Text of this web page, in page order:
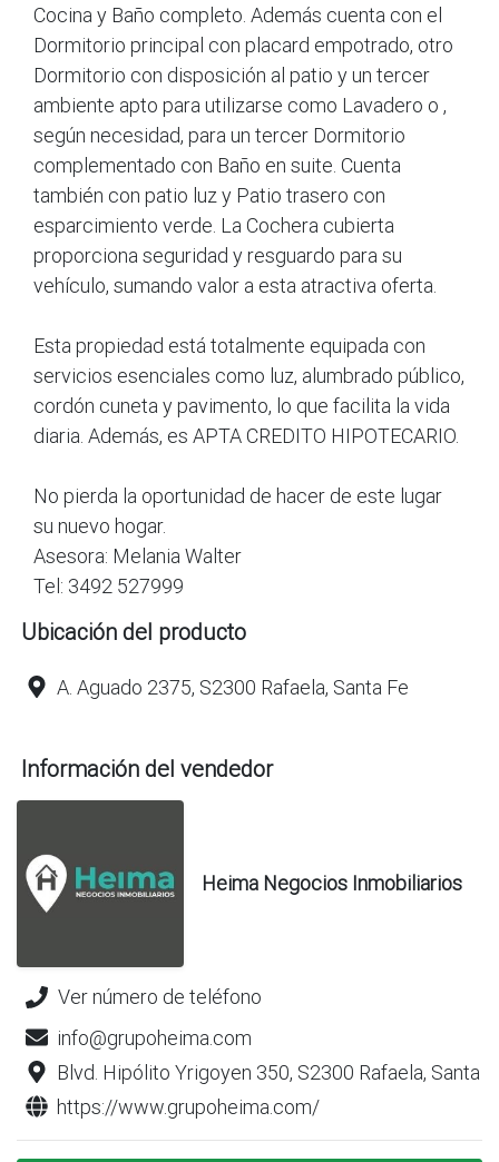
Cocina y Baño completo. Además cuenta con el
Dormitorio principal con placard empotrado, otro
Dormitorio con disposición al patio y un tercer
ambiente apto para utilizarse como Lavadero o ,
según necesidad, para un tercer Dormitorio
complementado con Baño en suite. Cuenta
también con patio luz y Patio trasero con
esparcimiento verde. La Cochera cubierta
proporciona seguridad y resguardo para su
vehículo, sumando valor a esta atractiva oferta.
Esta propiedad está totalmente equipada con
servicios esenciales como luz, alumbrado público,
cordón cuneta y pavimento, lo que facilita la vida
diaria. Además, es APTA CREDITO HIPOTECARIO.
No pierda la oportunidad de hacer de este lugar
su nuevo hogar.
Asesora: Melania Walter
Tel: 3492 527999
Ubicación del producto
A. Aguado 2375, S2300 Rafaela, Santa Fe
Información del vendedor
Heima Negocios Inmobiliarios
Ver número de teléfono
info@grupoheima.com
Blvd. Hipólito Yrigoyen 350, S2300 Rafaela, Santa
https://www.grupoheima.com/